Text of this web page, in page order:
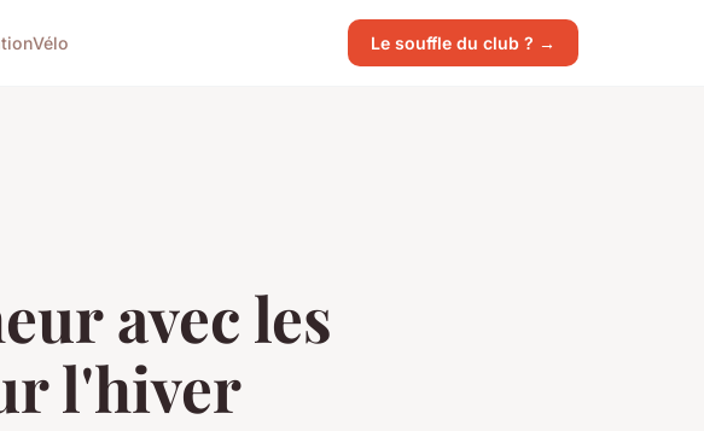
Vélo Le souffle du club ? →
avec les
l'hiver